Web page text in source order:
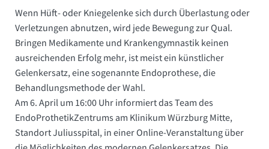
Wenn Hüft- oder Kniegelenke sich durch Überlastung oder
Verletzungen abnutzen, wird jede Bewegung zur Qual.
Bringen Medikamente und Krankengymnastik keinen
ausreichenden Erfolg mehr, ist meist ein künstlicher
Gelenkersatz, eine sogenannte Endoprothese, die
Behandlungsmethode der Wahl.
Am 6. April um 16:00 Uhr informiert das Team des
EndoProthetikZentrums am Klinikum Würzburg Mitte,
Standort Juliusspital, in einer Online-Veranstaltung über